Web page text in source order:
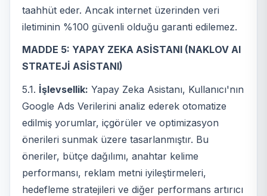
taahhüt eder. Ancak internet üzerinden veri
iletiminin %100 güvenli olduğu garanti edilemez.
MADDE 5: YAPAY ZEKA ASİSTANI (NAKLOV AI
STRATEJİ ASİSTANI)
5.1. İşlevsellik: Yapay Zeka Asistanı, Kullanıcı'nın
Google Ads Verilerini analiz ederek otomatize
edilmiş yorumlar, içgörüler ve optimizasyon
önerileri sunmak üzere tasarlanmıştır. Bu
öneriler, bütçe dağılımı, anahtar kelime
performansı, reklam metni iyileştirmeleri,
hedefleme stratejileri ve diğer performans artırıcı